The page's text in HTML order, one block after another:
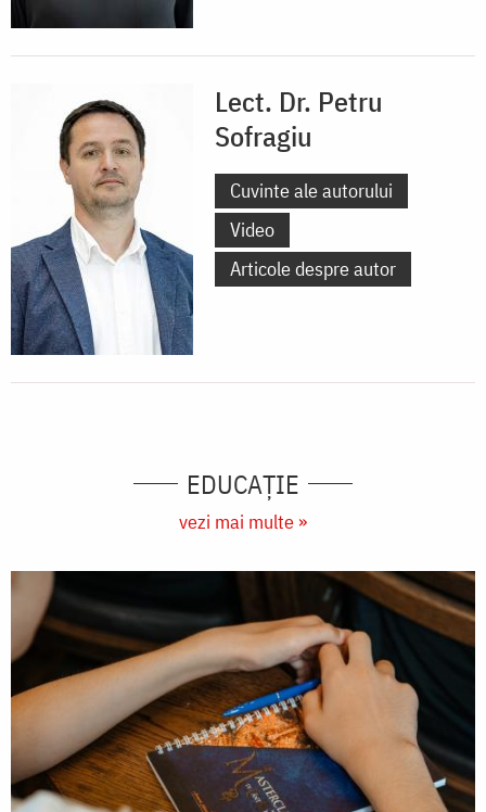
Lect. Dr. Petru
Sofragiu
Cuvinte ale autorului
Video
Articole despre autor
EDUCAŢIE
vezi mai multe »